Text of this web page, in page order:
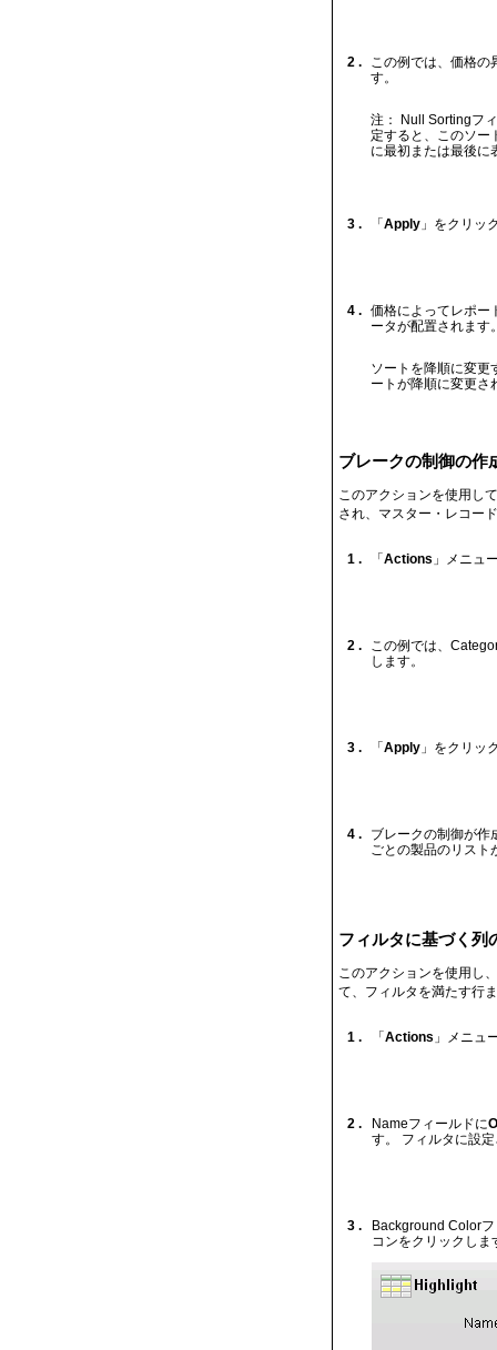
2 .
この例では、価格の
す。
注： Null Sortingフ
定すると、このソー
に最初または最後に
3 . 「Apply 」をクリッ
4 .
価格によってレポー
ータが配置されます
ソートを降順に変更
ートが降順に変更さ
ブレークの制御の作
このアクションを使用し
され、マスター・レコー
1 . 「Actions 」メニュ
2 .
この例では、
します。
3 . 「Apply 」をクリッ
4 .
ブレークの制御が作
ごとの製品のリスト
フィルタに基づく列
このアクションを使用し
て、フィルタを満たす行
1 . 「 Actions 」メニュ
2 . Nameフィールドに
す。 フィルタに設
3 .
Background Color
コンをクリックしま